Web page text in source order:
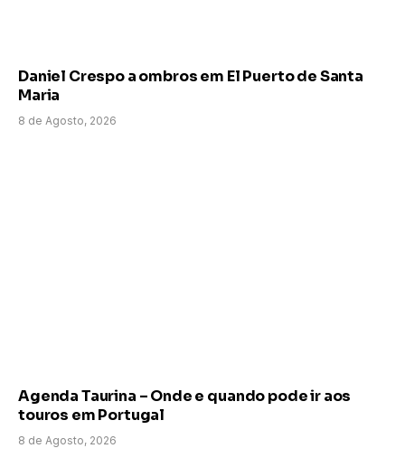
Daniel Crespo a ombros em El Puerto de Santa
Maria
8 de Agosto, 2026
Agenda Taurina – Onde e quando pode ir aos
touros em Portugal
8 de Agosto, 2026